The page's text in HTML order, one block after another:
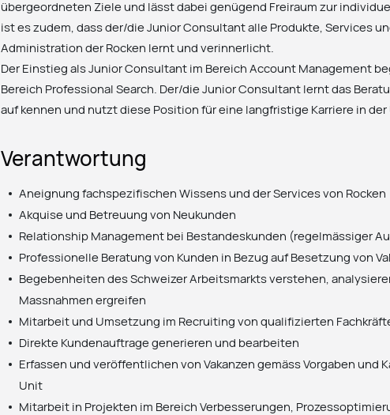
übergeordneten Ziele und lässt dabei genügend Freiraum zur
ist es zudem, dass der/die Junior Consultant alle Produkte, Services
Administration der Rocken lernt und verinnerlicht.
Der Einstieg als Junior Consultant im Bereich Account Management
Bereich Professional Search. Der/die Junior Consultant lernt das
auf kennen und nutzt diese Position für eine langfristige Karriere in
Verantwortung
Aneignung fachspezifischen Wissens und der Services von Rocken
Akquise und Betreuung von Neukunden
Relationship Management bei Bestandeskunden (regelmässiger
Professionelle Beratung von Kunden in Bezug auf Besetzung von
Begebenheiten des Schweizer Arbeitsmarkts verstehen,
Massnahmen ergreifen
Mitarbeit und Umsetzung im Recruiting von qualifizierten
Direkte Kundenauftrage generieren und bearbeiten
Erfassen und veröffentlichen von Vakanzen gemäss Vorgaben und
Unit
Mitarbeit in Projekten im Bereich Verbesserungen,